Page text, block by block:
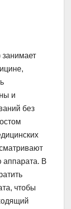
занимает
и
без
аппарата. В
чтобы